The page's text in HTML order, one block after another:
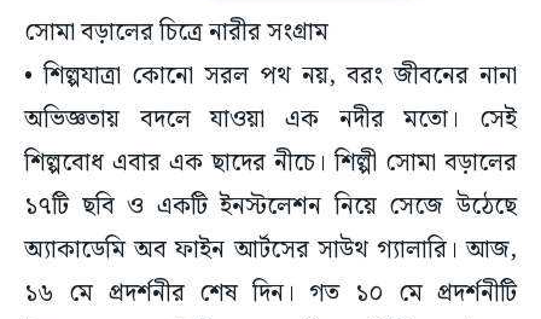
সোমা বড়ালের চিত্রে নারীর সংগ্রাম
• শিল্পযাত্রা কোনো সরল পথ নয়, বরং জীবনের নানা
অভিজ্ঞতায় বদলে যাওয়া এক নদীর মতো। সেই
শিল্পবোধ এবার এক ছাদের নীচে। শিল্পী সোমা বড়ালের
১৭টি ছবি ও একটি ইনস্টলেশন নিয়ে সেজে উঠেছে
অ্যাকাডেমি অব ফাইন আর্টসের সাউথ গ্যালারি। আজ,
১৬ মে প্রদর্শনীর শেষ দিন। গত ১০ মে প্রদর্শনীটি